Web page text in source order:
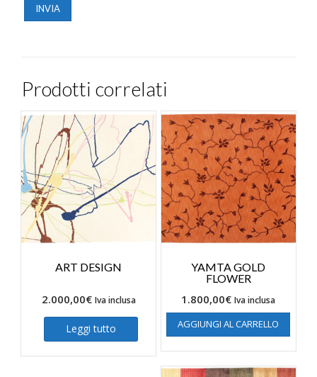
Prodotti correlati
ART DESIGN
2.000,00€ Iva inclusa
Leggi tutto
YAMTA GOLD
FLOWER
1.800,00€ Iva inclusa
AGGIUNGI AL CARRELLO